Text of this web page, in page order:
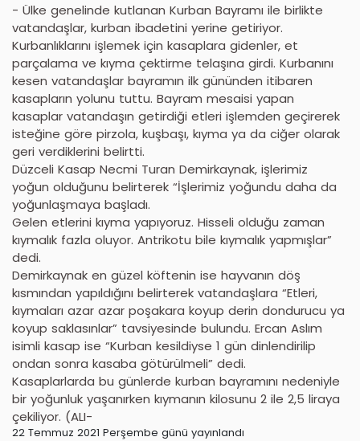
- Ülke genelinde kutlanan Kurban Bayramı ile birlikte
vatandaşlar, kurban ibadetini yerine getiriyor.
Kurbanlıklarını işlemek için kasaplara gidenler, et
parçalama ve kıyma çektirme telaşına girdi. Kurbanını
kesen vatandaşlar bayramın ilk gününden itibaren
kasapların yolunu tuttu. Bayram mesaisi yapan
kasaplar vatandaşın getirdiği etleri işlemden geçirerek
isteğine göre pirzola, kuşbaşı, kıyma ya da ciğer olarak
geri verdiklerini belirtti.
Düzceli Kasap Necmi Turan Demirkaynak, işlerimiz
yoğun olduğunu belirterek “İşlerimiz yoğundu daha da
yoğunlaşmaya başladı.
Gelen etlerini kıyma yapıyoruz. Hisseli olduğu zaman
kıymalık fazla oluyor. Antrikotu bile kıymalık yapmışlar”
dedi.
Demirkaynak en güzel köftenin ise hayvanın döş
kısmından yapıldığını belirterek vatandaşlara “Etleri,
kıymaları azar azar poşakara koyup derin dondurucu ya
koyup saklasınlar” tavsiyesinde bulundu. Ercan Aslım
isimli kasap ise “Kurban kesildiyse 1 gün dinlendirilip
ondan sonra kasaba götürülmeli” dedi.
Kasaplarlarda bu günlerde kurban bayramını nedeniyle
bir yoğunluk yaşanırken kıymanın kilosunu 2 ile 2,5 liraya
çekiliyor. (ALI-
22 Temmuz 2021 Perşembe günü yayınlandı